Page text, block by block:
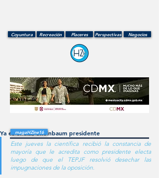
Coyuntura Recreación Placeres Negocios
Perspectivas
Ya es oficial, Sheinbaum presidente
Este jueves la científica recibió la constancia de
mayoría que le acredita como presidente electa
luego de que el TEPJF resolvió desechar las
impugnaciones de la oposición.
magaHZine16